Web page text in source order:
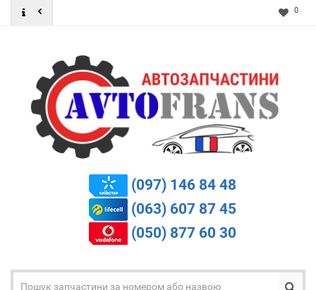
0
(097) 146 84 48
(063) 607 87 45
(050) 877 60 30